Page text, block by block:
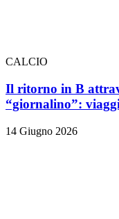
CALCIO
Il ritorno in B
“giornalino”:
14 Giugno 2026